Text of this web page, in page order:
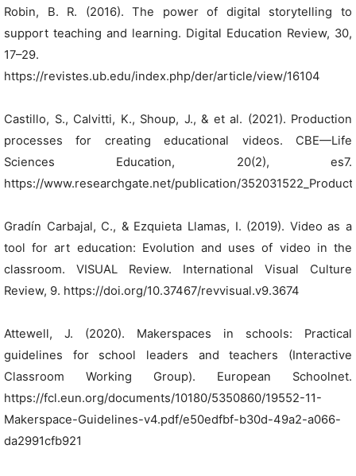
Robin, B. R. (2016). The power of digital storytelling to
support teaching and learning. Digital Education Review, 30,
17–29.
https://revistes.ub.edu/index.php/der/article/view/16104
Castillo, S., Calvitti, K., Shoup, J., & et al. (2021). Production
processes for creating educational videos. CBE—Life
Sciences Education, 20(2), es7.
https://www.researchgate.net/publication/
Gradín Carbajal, C., & Ezquieta Llamas, I. (2019). Video as a
tool for art education: Evolution and uses of video in the
classroom. VISUAL Review. International Visual Culture
Review, 9. https://doi.org/10.37467/revvisual.v9.3674
Attewell, J. (2020). Makerspaces in schools: Practical
guidelines for school leaders and teachers (Interactive
Classroom Working Group). European Schoolnet.
https://fcl.eun.org/documents/10180/5350860/19552-11-
Makerspace-Guidelines-v4.pdf/e50edfbf-b30d-49a2-a066-
da2991cfb921